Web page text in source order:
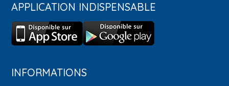
APPLICATION INDISPENSABLE
INFORMATIONS